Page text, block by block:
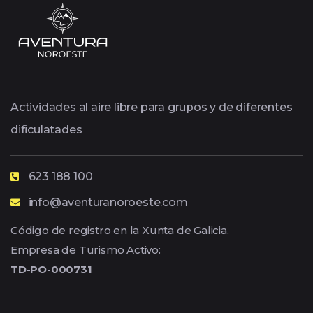
Actividades al aire libre para grupos y de diferentes
dificulatades
623 188 100
info@aventuranoroeste.com
Código de registro en la Xunta de Galicia.
Empresa de Turismo Activo:
TD-PO-000731